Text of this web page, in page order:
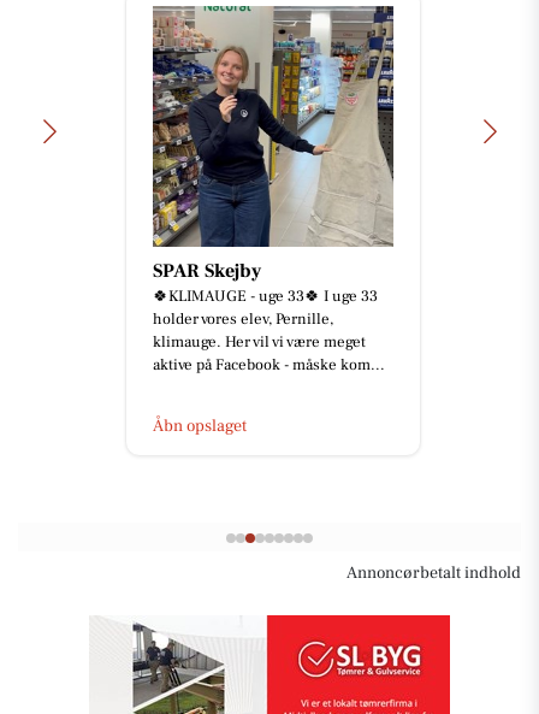
SPAR Skejby
🍀KLIMAUGE - uge 33🍀 I uge 33
holder vores elev, Pernille,
klimauge. Her vil vi være meget
aktive på Facebook - måske kom...
Åbn opslaget
Annoncørbetalt indhold